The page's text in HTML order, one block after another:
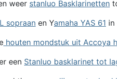
weer stanluo Basklarinetten
sopraan en Yamaha YAS 61 in
houten mondstuk uit Accoya
een Stanluo basklarinet tot